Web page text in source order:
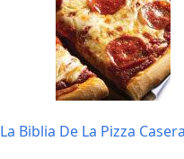
La Biblia De La Pizza